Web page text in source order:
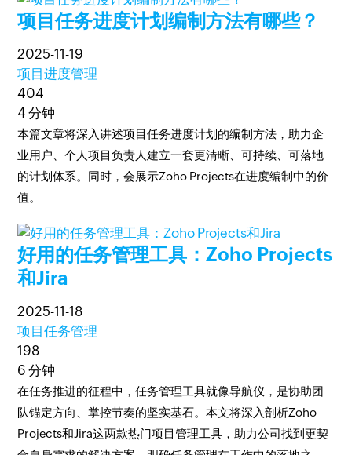
项目任务进度计划编制方法有哪些？
2025-11-19
项目进度管理
404
4 分钟
本篇文章将深入讲述项目任务进度计划的编制方法，助力企
业用户、个人项目负责人建立一套更清晰、可持续、可落地
的计划体系。同时，会展示Zoho Projects在进度编制中的价
值。
好用的任务管理工具：‌Zoho Projects
和Jira
2025-11-18
项目任务管理
198
6 分钟
在任务推进的征程中，任务管理工具就像导航仪，是协助团
队锚定方向、掌控节奏的坚实基石。本文将深入剖析Zoho
Projects和Jira这两款热门项目管理工具，助力公司找到更契